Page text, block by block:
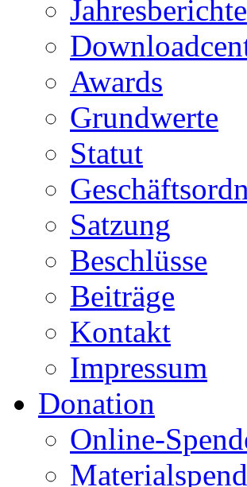
Jahresberichte
Awards
Grundwerte
Statut
Satzung
Beschlüsse
Beiträge
Kontakt
Impressum
Donation
Online-